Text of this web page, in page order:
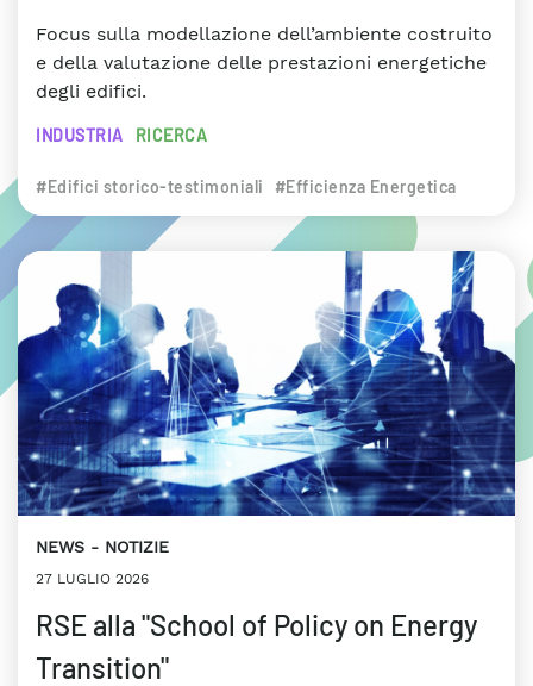
Focus sulla modellazione dell’ambiente costruito
e della valutazione delle prestazioni energetiche
degli edifici.
INDUSTRIA RICERCA
#Edifici storico-testimoniali #Efficienza Energetica
NEWS NOTIZIE
27 LUGLIO 2026
RSE alla "School of Policy on Energy
Transition"